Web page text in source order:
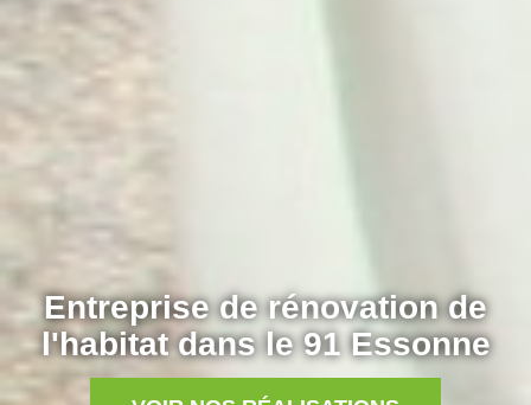
Entreprise de rénovation de
l'habitat dans le 91 Essonne